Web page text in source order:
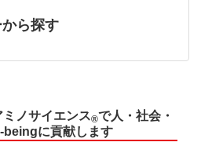
ら探す
ノサイエンス®で人・社会・
beingに貢献します